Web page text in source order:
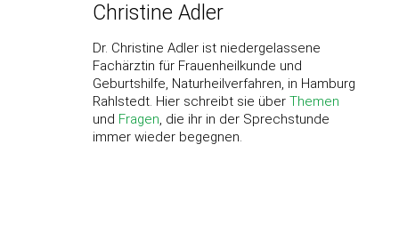
Christine Adler
Dr. Christine Adler ist niedergelassene
Fachärztin für Frauenheilkunde und
Geburtshilfe, Naturheilverfahren, in Hamburg
Rahlstedt. Hier schreibt sie über Themen
und Fragen, die ihr in der Sprechstunde
immer wieder begegnen.